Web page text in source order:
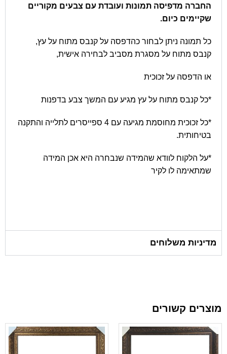
החברה מדפיסה תמונות ועובדת עם צבעים מקוריים
שקיימים כיום.
כל תמונה ניתן לבחור כהדפסה על קנבס מתוח על עץ,
קנבס מתוח על מסגרת מסביב לבחירה אישית,
או הדפסה על זכוכית
*כל קנבס מתוח על עץ מגיע עם המשך צבע בדפנות
*כל זכוכית מחוסמת מגיעה עם 4 ספייסרים לתלייה והתקנה
בטיחותית.
*על הלקוח לוודא שהמידה שנבחרה היא אכן המידה
שמתאימה לו לקיר
מדיניות משלוחים
מוצרים קשורים